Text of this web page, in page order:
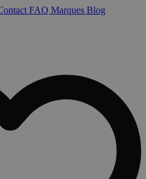
FAQ Marques Blog